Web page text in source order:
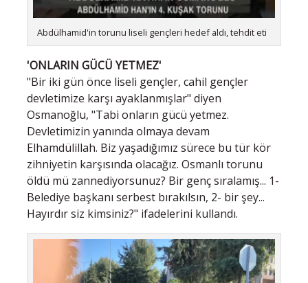
Abdülhamid'in torunu liseli gençleri hedef aldı, tehdit eti
'ONLARIN GÜCÜ YETMEZ'
"Bir iki gün önce liseli gençler, cahil gençler
devletimize karşı ayaklanmışlar" diyen
Osmanoğlu, "Tabi onların gücü yetmez.
Devletimizin yanında olmaya devam
Elhamdülillah. Biz yaşadığımız sürece bu tür kör
zihniyetin karşısında olacağız. Osmanlı torunu
öldü mü zannediyorsunuz? Bir genç sıralamış... 1-
Belediye başkanı serbest bırakılsın, 2- bir şey...
Hayırdır siz kimsiniz?" ifadelerini kullandı.